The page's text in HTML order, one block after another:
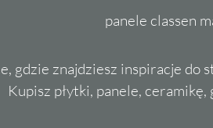
panele classen
gdzie znajdziesz inspiracje do
Kupisz płytki, panele,